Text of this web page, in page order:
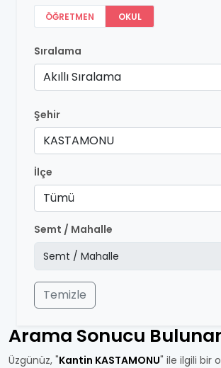
ÖĞRETMEN OKUL
Sıralama
Akıllı Sıralama
Şehir
KASTAMONU
İlçe
Tümü
Semt / Mahalle
Temizle
Arama Sonucu
Üzgünüz, "Kantin KASTAMONU" ile ilgili bir